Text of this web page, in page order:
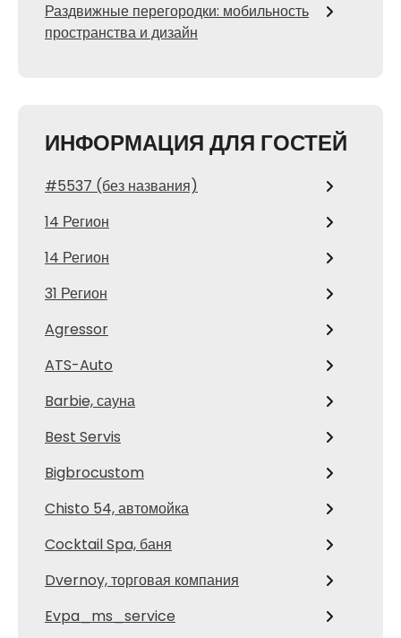
Раздвижные перегородки: мобильность
пространства и дизайн
ИНФОРМАЦИЯ ДЛЯ ГОСТЕЙ
#5537 (без названия)
14 Регион
14 Регион
31 Регион
Agressor
ATS-Auto
Barbie, сауна
Best Servis
Bigbrocustom
Chisto 54, автомойка
Cocktail Spa, баня
Dvernoy, торговая компания
Evpa_ms_service